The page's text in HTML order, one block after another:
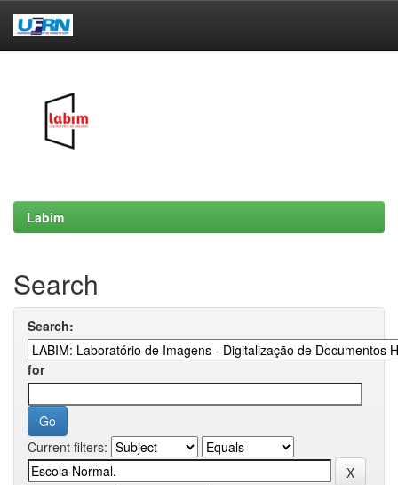
Labim
Search
Search:
for
Current filters: